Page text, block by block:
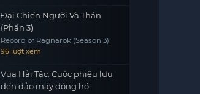
Đại Chiến Người Và Thần
(Phần 3)
Record of Ragnarok (Season 3)
96 lượt xem
Vua Hải Tặc: Cuộc phiêu lưu
đến đảo máy đồng hồ